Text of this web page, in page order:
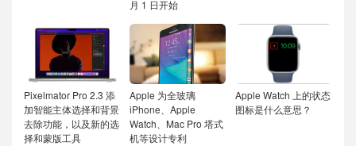
月 1 日开始
Pixelmator Pro 2.3 添
加智能主体选择和背景
去除功能，以及新的选
择和蒙版工具
Apple 为全玻璃
iPhone、Apple
Watch、Mac Pro 塔式
机等设计专利
Apple Watch 上的状态
图标是什么意思？